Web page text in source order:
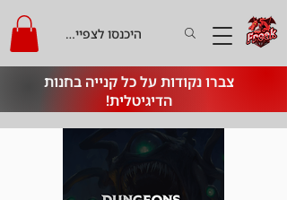
צברו נקודות על כל קנייה בחנות
הדיגיטלית!
היכנסו לצפייה בקרדיט